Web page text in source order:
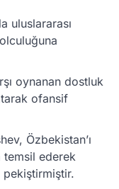
uluslararası
oynanan dostluk
ofansif
Özbekistan’ı
temsil ederek